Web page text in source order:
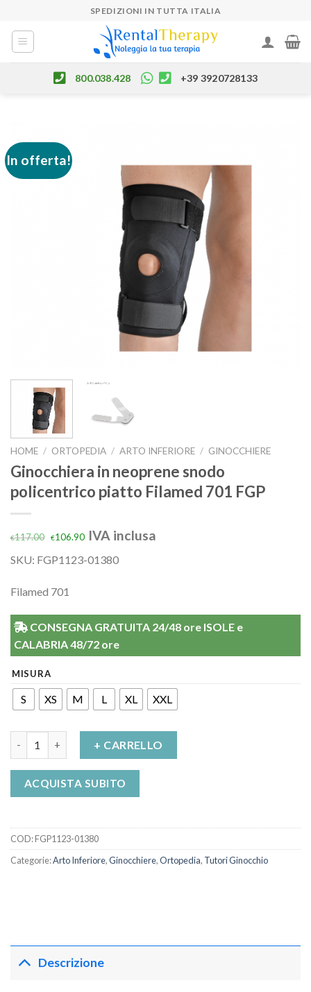
content
SPEDIZIONI IN TUTTA ITALIA
800.038.428 +39 3920728133
In offerta!
HOME / ORTOPEDIA / ARTO INFERIORE / GINOCCHIERE
Ginocchiera in neoprene snodo
policentrico piatto Filamed 701 FGP
€117.00 €106.90 IVA inclusa
SKU: FGP1123-01380
Filamed 701
CONSEGNA GRATUITA 24/48 ore ISOLE e
CALABRIA 48/72 ore
MISURA
S XS M L XL XXL
+ CARRELLO
ACQUISTA SUBITO
COD:FGP1123-01380
Categorie:Arto Inferiore,Ginocchiere,Ortopedia, Tutori Ginocchio
Descrizione